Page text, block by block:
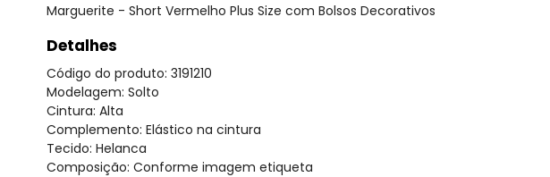
Marguerite - Short Vermelho Plus Size com Bolsos Decorativos
Detalhes
Código do produto: 3191210
Modelagem: Solto
Cintura: Alta
Complemento: Elástico na cintura
Tecido: Helanca
Composição: Conforme imagem etiqueta